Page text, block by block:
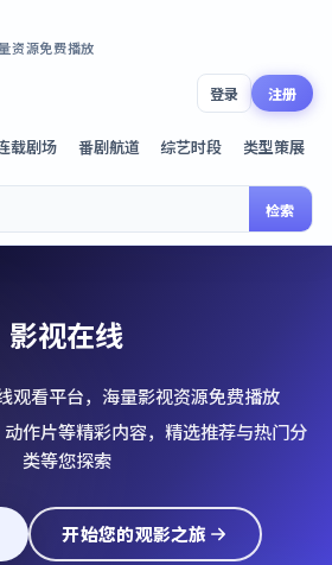
资源免费播放
载剧场 番剧航道 综艺时段 类型策展
检索
登录 注册
影视在线
观看平台，海量影视资源免费播放
作片等精彩内容，精选推荐与热门分
类等您探索
开始您的观影之旅